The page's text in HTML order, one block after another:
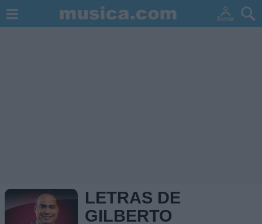
LETRAS DE
GILBERTO